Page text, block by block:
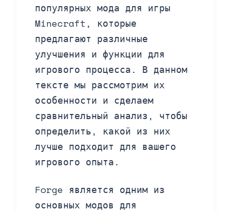
популярных мода для игры
Minecraft, которые
предлагают различные
улучшения и функции для
игрового процесса. В данном
тексте мы рассмотрим их
особенности и сделаем
сравнительный анализ, чтобы
определить, какой из них
лучше подходит для вашего
игрового опыта.
Forge является одним из
основных модов для